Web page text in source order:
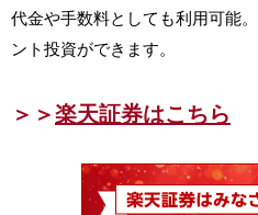
代金や手数料としても利用可能
ント投資ができます。
＞＞楽天証券はこちら